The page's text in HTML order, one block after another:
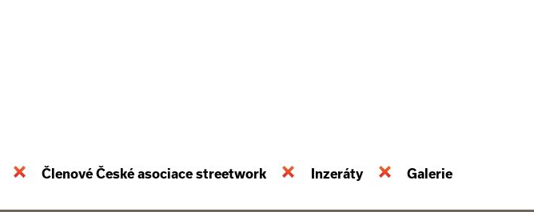
Členové České asociace streetwork Inzeráty Galerie